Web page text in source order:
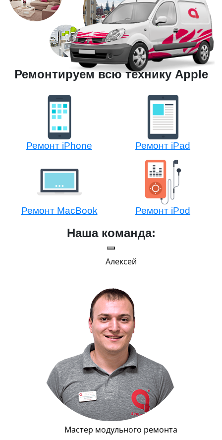
Ремонтируем всю технику Apple
Ремонт iPhone Ремонт iPad
Ремонт MacBook Ремонт iPod
Наша команда:
Алексей
Мастер модульного ремонта